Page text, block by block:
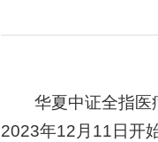
华夏中证全指医疗
2023年12月11日开